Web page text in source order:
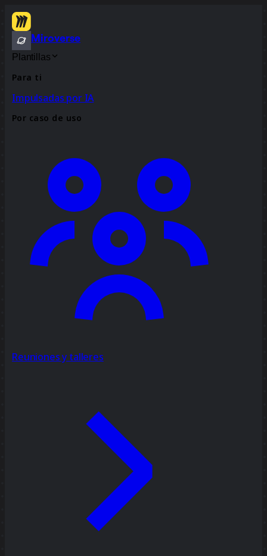
Miroverse
Plantillas
Para ti
Impulsadas por IA
Por caso de uso
Reuniones y talleres